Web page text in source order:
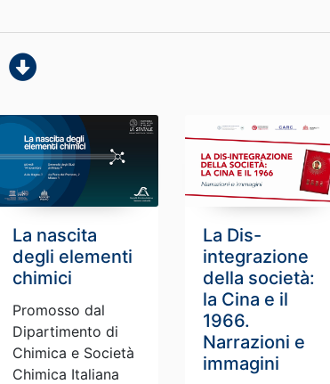
La nascita
degli elementi
chimici
Promosso dal
Dipartimento di
Chimica e Società
Chimica Italiana
La Dis-
integrazione
della società:
la Cina e il
1966.
Narrazioni e
immagini